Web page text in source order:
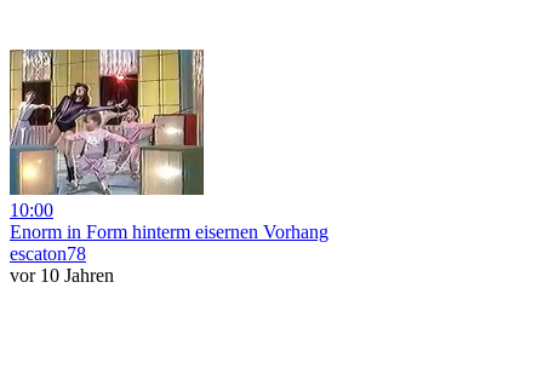
10:00
Enorm in Form hinterm eisernen Vorhang
escaton78
vor 10 Jahren